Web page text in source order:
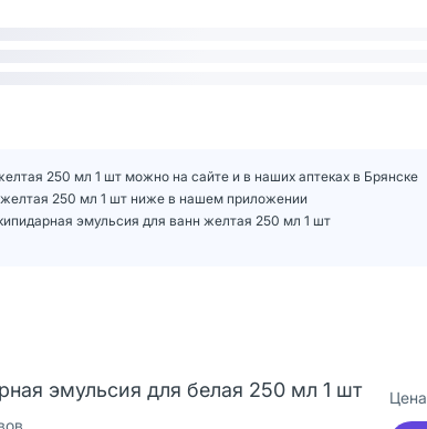
250 мл 1 шт можно на сайте и в наших аптеках в Брянске
250 мл 1 шт ниже в нашем приложении
эмульсия для ванн желтая 250 мл 1 шт
эмульсия для белая 250 мл 1 шт Цена